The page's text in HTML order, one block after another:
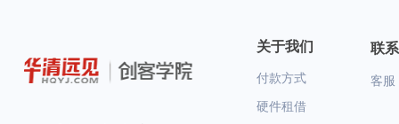
关于我们
付款方式
硬件租借
联
客服